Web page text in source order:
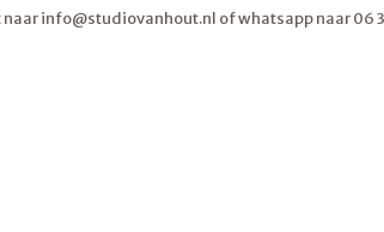
info@studiovanhout.nl of whatsapp naar